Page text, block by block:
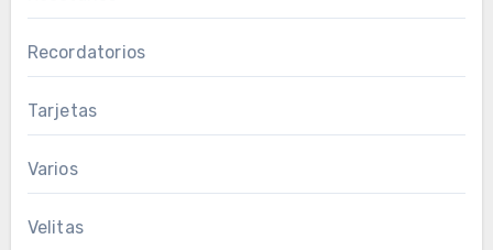
Recordatorios
Tarjetas
Varios
Velitas